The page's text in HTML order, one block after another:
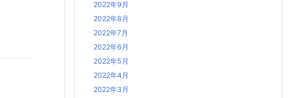
2022年9月
2022年8月
2022年7月
2022年6月
2022年5月
2022年4月
2022年3月